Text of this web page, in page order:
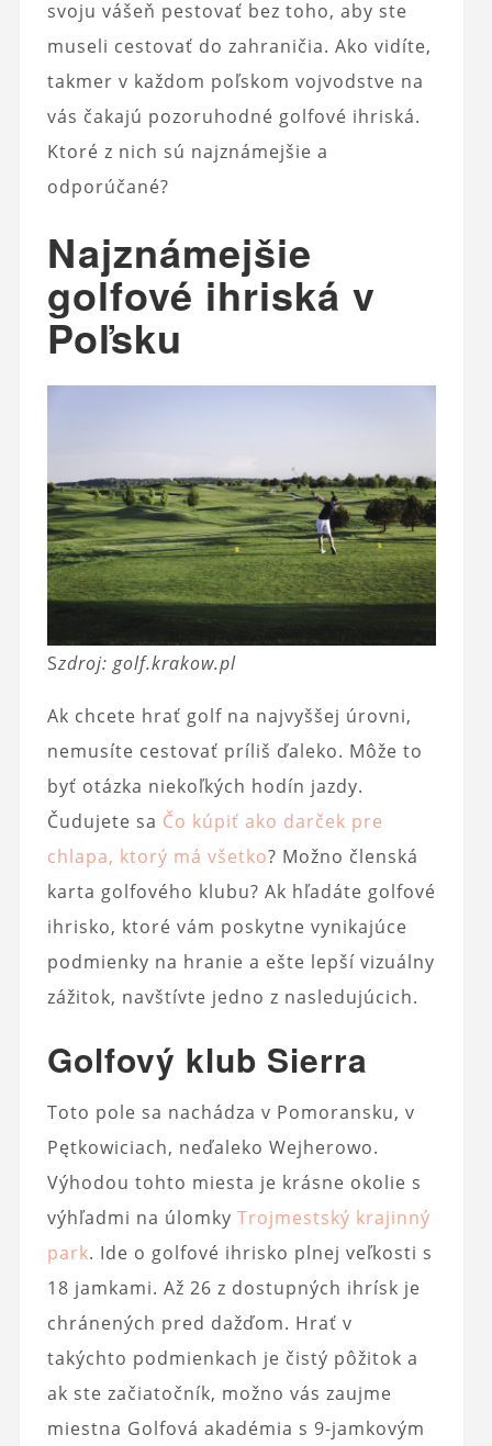
svoju vášeň pestovať bez toho, aby ste
museli cestovať do zahraničia. Ako vidíte,
takmer v každom poľskom vojvodstve na
vás čakajú pozoruhodné golfové ihriská.
Ktoré z nich sú najznámejšie a
odporúčané?
Najznámejšie
golfové ihriská v
Poľsku
Szdroj: golf.krakow.pl
Ak chcete hrať golf na najvyššej úrovni,
nemusíte cestovať príliš ďaleko. Môže to
byť otázka niekoľkých hodín jazdy.
Čudujete sa Čo kúpiť ako darček pre
chlapa, ktorý má všetko? Možno členská
karta golfového klubu? Ak hľadáte golfové
ihrisko, ktoré vám poskytne vynikajúce
podmienky na hranie a ešte lepší vizuálny
zážitok, navštívte jedno z nasledujúcich.
Golfový klub Sierra
Toto pole sa nachádza v Pomoransku, v
Pętkowiciach, neďaleko Wejherowo.
Výhodou tohto miesta je krásne okolie s
výhľadmi na úlomky Trojmestský krajinný
park. Ide o golfové ihrisko plnej veľkosti s
18 jamkami. Až 26 z dostupných ihrísk je
chránených pred dažďom. Hrať v
takýchto podmienkach je čistý pôžitok a
ak ste začiatočník, možno vás zaujme
miestna Golfová akadémia s 9-jamkovým